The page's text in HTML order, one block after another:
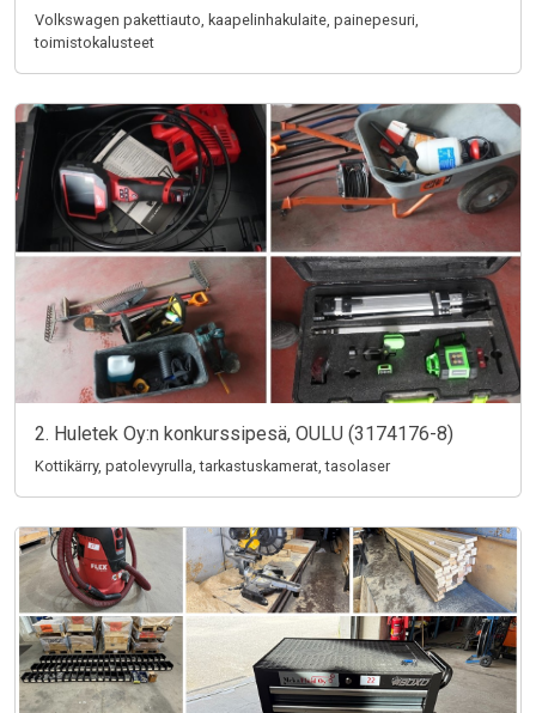
Volkswagen pakettiauto, kaapelinhakulaite, painepesuri,
toimistokalusteet
2. Huletek Oy:n konkurssipesä, OULU (3174176-8)
Kottikärry, patolevyrulla, tarkastuskamerat, tasolaser